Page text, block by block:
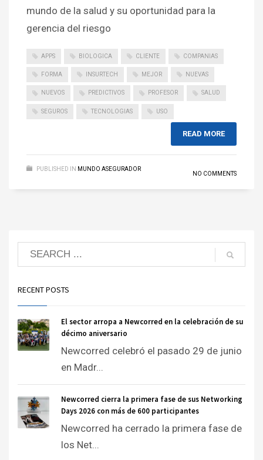
mundo de la salud y su oportunidad para la
gerencia del riesgo
APPS BIOLOGICA CLIENTE COMPANIAS
FORMA INSURTECH MEJOR NUEVAS
NUEVOS PREDICTIVOS PROFESOR SALUD
SEGUROS TECNOLOGIAS USO
READ MORE
PUBLISHED IN MUNDO ASEGURADOR
NO COMMENTS
RECENT POSTS
El sector arropa a Newcorred en la celebración de su
décimo aniversario
Newcorred celebró el pasado 29 de junio
en Madr...
Newcorred cierra la primera fase de sus Networking
Days 2026 con más de 600 participantes
Newcorred ha cerrado la primera fase de
los Net...